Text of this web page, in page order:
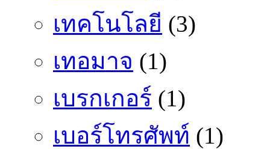
เทคโนโลยี (3)
เทอมาจ (1)
เบรกเกอร์ (1)
เบอร์โทรศัพท์ (1)